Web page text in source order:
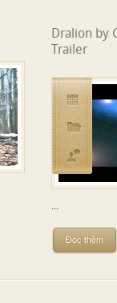
Dralion by
Trailer
...
Đọc thêm